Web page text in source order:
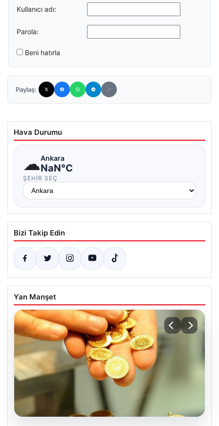
Kullanıcı adı:
Parola:
Beni hatırla
Paylaş:
Hava Durumu
☁Ankara
NaN°C
ŞEHIR SEÇ
Bizi Takip Edin
Yan Manşet